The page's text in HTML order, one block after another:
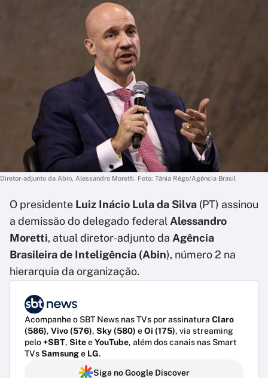
Diretor-adjunto da Abin, Alessandro Moretti. Foto: Tânia Rêgo/Agência Brasil
O presidente Luiz Inácio Lula da Silva (PT) assinou
a demissão do delegado federal Alessandro
Moretti, atual diretor-adjunto da Agência
Brasileira de Inteligência (Abin), número 2 na
hierarquia da organização.
Acompanhe o SBT News nas TVs por assinatura Claro
(586), Vivo (576), Sky (580) eOi (175), via streaming
pelo+SBT, SiteeYouTube, além dos canais nas Smart
TVsSamsunge LG.
Siga no Google Discover